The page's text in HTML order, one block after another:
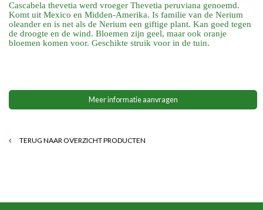
Cascabela thevetia werd vroeger Thevetia peruviana genoemd.
Komt uit Mexico en Midden-Amerika. Is familie van de Nerium
oleander en is net als de Nerium een giftige plant. Kan goed tegen
de droogte en de wind. Bloemen zijn geel, maar ook oranje
bloemen komen voor. Geschikte struik voor in de tuin.
Meer informatie aanvragen
TERUG NAAR OVERZICHT PRODUCTEN